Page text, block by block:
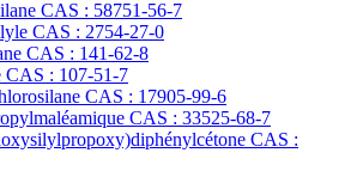
CAS : 58751-56-7
CAS : 2754-27-0
CAS : 141-62-8
CAS : 107-51-7
CAS : 17905-99-6
CAS : 33525-68-7
CAS :